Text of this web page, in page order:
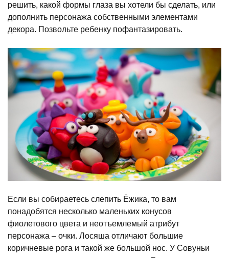
решить, какой формы глаза вы хотели бы сделать, или
дополнить персонажа собственными элементами
декора. Позвольте ребенку пофантазировать.
Если вы собираетесь слепить Ёжика, то вам
понадобятся несколько маленьких конусов
фиолетового цвета и неотъемлемый атрибут
персонажа – очки. Лосяша отличают большие
коричневые рога и такой же большой нос. У Совуньи